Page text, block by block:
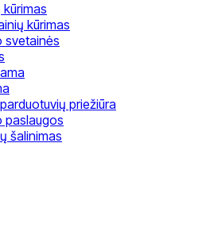
kūrimas
kūrimas
svetainės
priežiūra
paslaugos
šalinimas